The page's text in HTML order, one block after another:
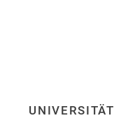
UNIVERSITÄT